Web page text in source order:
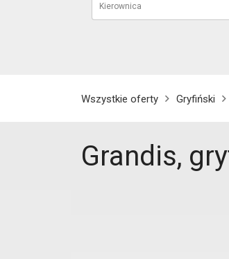
Kierownica
Wszystkie oferty Gryfiński
Grandis,